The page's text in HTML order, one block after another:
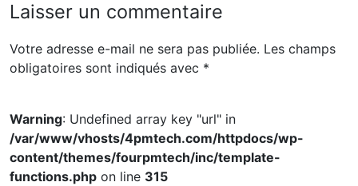
Laisser un commentaire
Votre adresse e-mail ne sera pas publiée. Les champs
obligatoires sont indiqués avec *
Warning: Undefined array key "url" in
/var/www/vhosts/4pmtech.com/httpdocs/wp-
content/themes/fourpmtech/inc/template-
functions.php on line 315